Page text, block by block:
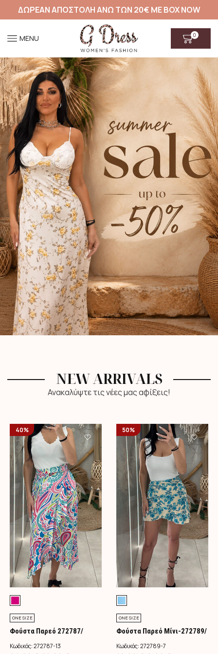
ΔΩΡΕΑΝ ΑΠΟΣΤΟΛΗ ΑΝΩ ΤΩΝ 20€ ΜΕ BOX NOW
MENU 0
NEW ARRIVALS
Ανακαλύψτε τις νέες μας αφίξεις!
40%
ONE SIZE
Φούστα Παρεό 272787/
Φούξια
Κωδικός:272787-13
50%
ONE SIZE
Φούστα Παρεό Μίνι-272789/
Τιρκουάζ
Κωδικός:272789-7